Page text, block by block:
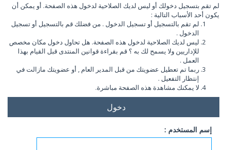
لم تقم بتسجيل دخولك أو ليس لديك الصلاحية لدخول هذه الصفحة. أو يمكن أن
يكون أحد الأسباب التالية :
لم تقم بالتسجيل أو تسجيل الدخول . من فضلك قم بالتسجيل أو تسجيل
الدخول .
ليس لديك الصلاحية لدخول هذه الصفحة. هل تحاول دخول مكان مخصص
للإداريين ولا يسمح لك به ؟ قم بقراءة قوانين المنتدى قبل القيام بهذا
العمل .
ربما تم تعطيل عضويتك من قبل المدير العام , أو عضويتك مازالت في
إنتظار التفعيل .
لا يمكنك مشاهدة هذه الصفحة مباشرة.
دخول
إسم المستخدم :